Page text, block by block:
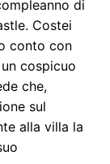
di
Costei
conto con
cospicuo
che,
sul
alla villa la